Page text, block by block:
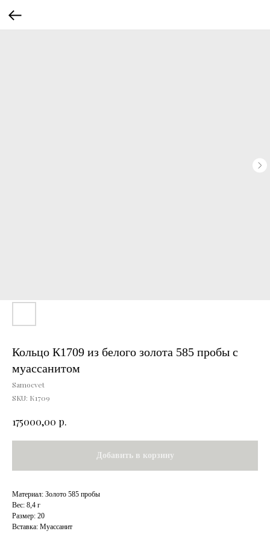
Кольцо К1709 из белого золота 585 пробы с
муассанитом
Samocvet
SKU: К1709
175000,00 р.
Добавить в корзину
Материал: Золото 585 пробы
Вес: 8,4 г
Размер: 20
Вставка: Муассанит